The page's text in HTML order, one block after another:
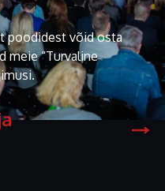
poodidest võid osta
meie “Turvaline